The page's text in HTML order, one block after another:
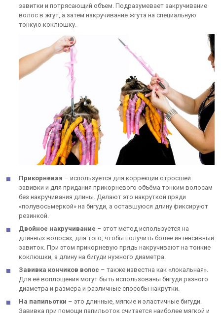
завитки и потрясающий объем. Подразумевает закручивание
волос в жгут, а затем накручивание жгута на специальную
тонкую коклюшку.
Прикорневая – используется для коррекции отросшей
завивки и для придания прикорневого объёма тонким волосам
без накручивания длины. Делают это накруткой пряди
«полувосьмеркой» на бигуди, а оставшуюся длину фиксируют
резинкой.
Двойное накручивание – этот метод используется на
длинных волосах, для того, чтобы получить более интенсивный
завиток. При этом прикорневую прядь накручивают на тонкие
коклюшки, а длину на бигуди нужного диаметра.
Завивка кончиков волос – также известна как «локальная».
Для её воплощения могут быть использованы бигуди разного
диаметра и размера и различные способы накрутки.
На папильотки – это длинные, мягкие и эластичные бигуди.
Завивка при помощи папильоток считается наиболее мягкой и